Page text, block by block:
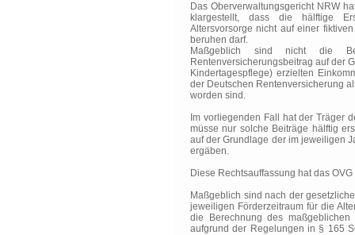
Das Oberverwaltungsgericht NRW
klargestellt, dass die hälftige
Altersvorsorge nicht auf einer
beruhen darf.
Maßgeblich sind nicht die
Rentenversicherungsbeitrag auf der
Kindertagespflege) erzielten
der Deutschen Rentenversicherung
worden sind.
Im vorliegenden Fall hat der Träger
müsse nur solche Beiträge hälftig
auf der Grundlage der im jeweiligen
ergäben.
Diese Rechtsauffassung hat das
Maßgeblich sind nach der
jeweiligen Förderzeitraum für die
die Berechnung des
aufgrund der Regelungen in § 165